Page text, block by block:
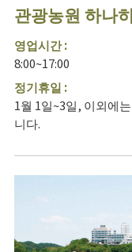
관광농원 하나
영업시간 :
8:00~17:00
정기휴일 :
1월 1일~3일, 이외에
니다.